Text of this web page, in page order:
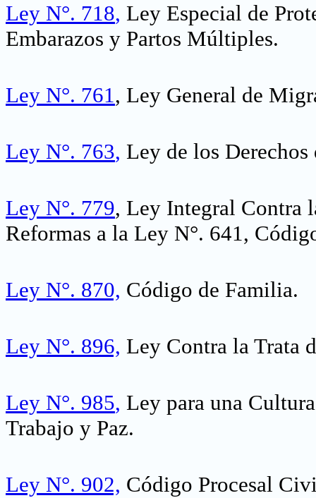
Ley N°. 718, Ley Especial de
Embarazos y Partos Múltiples.
Ley N°. 761, Ley General de
Ley N°. 763, Ley de los Derechos
Ley N°. 779, Ley Integral Contra
Reformas a la Ley N°. 641,
Ley N°. 870, Código de Familia.
Ley N°. 896, Ley Contra la Trata
Ley N°. 985, Ley para una
Trabajo y Paz.
Ley N°. 902, Código Procesal